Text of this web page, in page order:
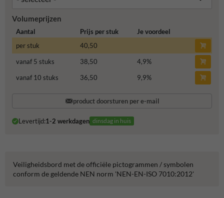
Volumeprijzen
Aantal Prijs per stuk
Je voordeel
per stuk
40,50
vanaf 5 stuks
38,50 4,9%
vanaf 10 stuks
36,50 9,9%
product doorsturen per e-mail
Levertijd:1-2 werkdagen dinsdag in huis
Veiligheidsbord met de officiële pictogrammen / symbolen
conform de geldende NEN norm 'NEN-EN-ISO 7010:2012'